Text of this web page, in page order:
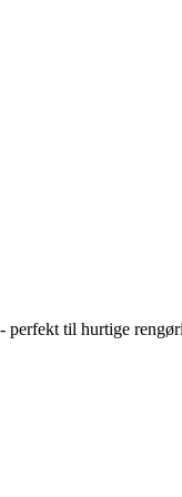
perfekt til hurtige